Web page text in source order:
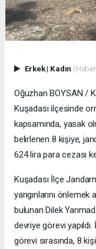
Erkek| Kadın
Oğuzhan BOYSAN /
Kuşadası ilçesinde
kapsamında, yasak
belirlenen 8 kişiye,
624 lira para cezası
Kuşadası İlçe
yangınlarını
bulunan Dilek
devriye görevi
görevi sırasında, 8